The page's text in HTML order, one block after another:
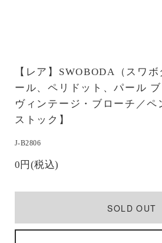
【レア】SWOBODA（スワ
ール、ペリドット、パール
ヴィンテージ・ブローチ／ペ
ストック】
J-B2806
0円(税込)
SOLD OUT